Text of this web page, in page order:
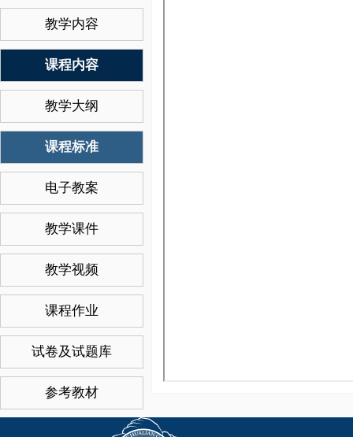
教学内容
课程内容
教学大纲
课程标准
电子教案
教学课件
教学视频
课程作业
试卷及试题库
参考教材